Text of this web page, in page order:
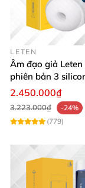
LETEN
Âm đạo giả
phiên bản 3
mại kích thích
2.450.000₫
3.223.000₫
-24%
(779)